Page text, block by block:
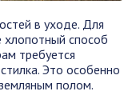
в уходе. Для
хлопотный способ
требуется
Это особенно
полом.